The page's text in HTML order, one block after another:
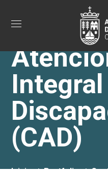
Centro
Integral
(CAD)